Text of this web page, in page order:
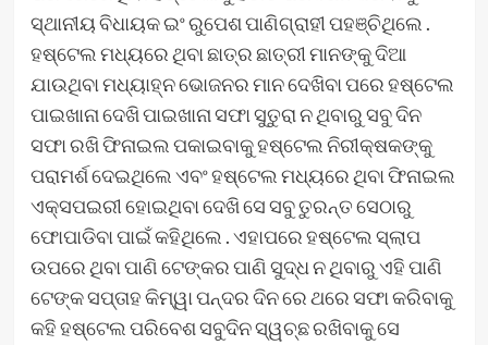
ସ୍ଥାନୀୟ ବିଧାୟକ ଇଂ ରୁପେଶ ପାଣିଗ୍ରାହୀ ପହଞ୍ଚିଥିଲେ .
ହଷ୍ଟେଲ ମଧ୍ୟରେ ଥିବା ଛାତ୍ର ଛାତ୍ରୀ ମାନଙ୍କୁ ଦିଆ
ଯାଉଥିବା ମଧ୍ୟାହ୍ନ ଭୋଜନର ମାନ ଦେଖିବା ପରେ ହଷ୍ଟେଲ
ପାଇଖାନା ଦେଖି ପାଇଖାନା ସଫା ସୁତୁରା ନ ଥିବାରୁ ସବୁ ଦିନ
ସଫା ରଖି ଫିନାଇଲ ପକାଇବାକୁ ହଷ୍ଟେଲ ନିରୀକ୍ଷକଙ୍କୁ
ପରାମର୍ଶ ଦେଇଥିଲେ ଏବଂ ହଷ୍ଟେଲ ମଧ୍ୟରେ ଥିବା ଫିନାଇଲ
ଏକ୍ସପଇରୀ ହୋଇଥିବା ଦେଖି ସେ ସବୁ ତୁରନ୍ତ ସେଠାରୁ
ଫୋପାଡିବା ପାଇଁ କହିଥିଲେ . ଏହାପରେ ହଷ୍ଟେଲ ସ୍ଲାପ
ଉପରେ ଥିବା ପାଣି ଟେଙ୍କର ପାଣି ସୁଦ୍ଧ ନ ଥିବାରୁ ଏହି ପାଣି
ଟେଙ୍କ ସପ୍ତାହ କିମ୍ୱା ପନ୍ଦର ଦିନ ରେ ଥରେ ସଫା କରିବାକୁ
କହି ହଷ୍ଟେଲ ପରିବେଶ ସବୁଦିନ ସ୍ୱଚ୍ଛ ରଖିବାକୁ ସେ